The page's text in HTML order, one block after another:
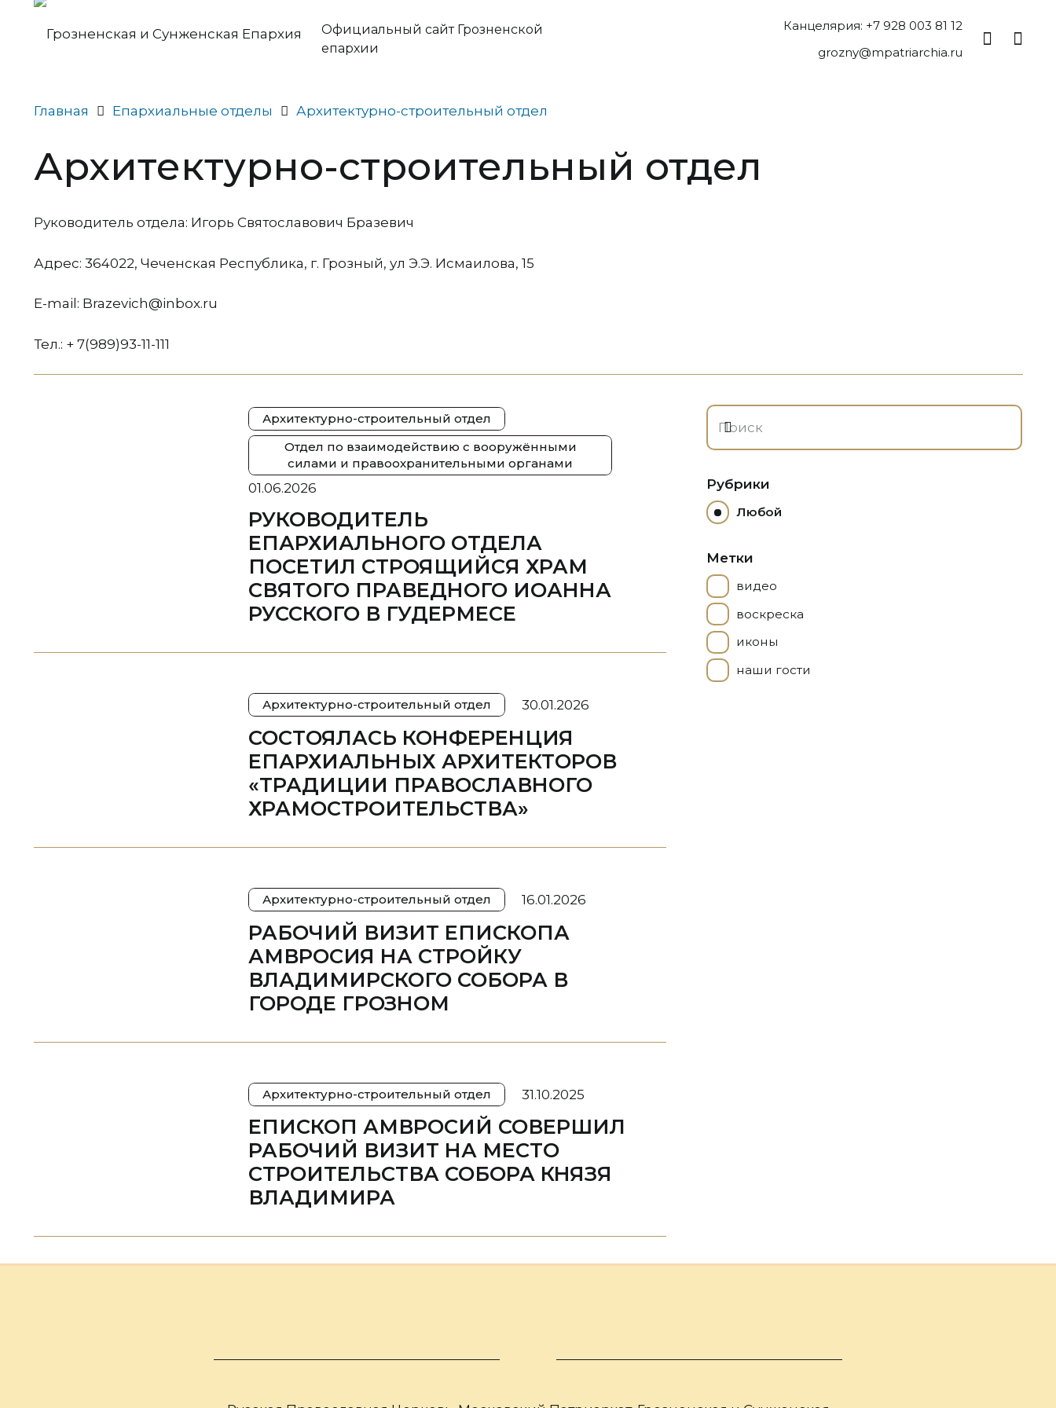
Официальный сайт Грозненской
епархии
Канцелярия: +7 928 003 81 12
grozny@mpatriarchia.ru
Главная Епархиальные отделы Архитектурно-строительный отдел
Архитектурно-строительный отдел
Руководитель отдела: Игорь Святославович Бразевич
Адрес: 364022, Чеченская Республика, г. Грозный, ул Э.Э. Исмаилова, 15
E-mail: Brazevich@inbox.ru
Тел.: + 7(989)93-11-111
Архитектурно-строительный отдел
Отдел по взаимодействию с вооружёнными
силами и правоохранительными органами
01.06.2026
РУКОВОДИТЕЛЬ
ЕПАРХИАЛЬНОГО ОТДЕЛА
ПОСЕТИЛ СТРОЯЩИЙСЯ ХРАМ
СВЯТОГО ПРАВЕДНОГО ИОАННА
РУССКОГО В ГУДЕРМЕСЕ
Архитектурно-строительный отдел 30.01.2026
СОСТОЯЛАСЬ КОНФЕРЕНЦИЯ
ЕПАРХИАЛЬНЫХ АРХИТЕКТОРОВ
«ТРАДИЦИИ ПРАВОСЛАВНОГО
ХРАМОСТРОИТЕЛЬСТВА»
Архитектурно-строительный отдел 16.01.2026
РАБОЧИЙ ВИЗИТ ЕПИСКОПА
АМВРОСИЯ НА СТРОЙКУ
ВЛАДИМИРСКОГО СОБОРА В
ГОРОДЕ ГРОЗНОМ
Архитектурно-строительный отдел 31.10.2025
ЕПИСКОП АМВРОСИЙ СОВЕРШИЛ
РАБОЧИЙ ВИЗИТ НА МЕСТО
СТРОИТЕЛЬСТВА СОБОРА КНЯЗЯ
ВЛАДИМИРА
Рубрики
Любой
Метки
видео
воскреска
иконы
наши гости